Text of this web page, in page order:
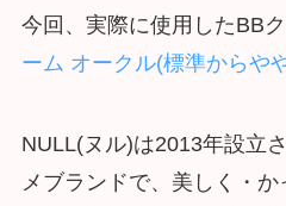
今回、実際に使用したBB
ーム オークル(標準からや
NULL(ヌル)は2013年設立
メブランドで、美しく・